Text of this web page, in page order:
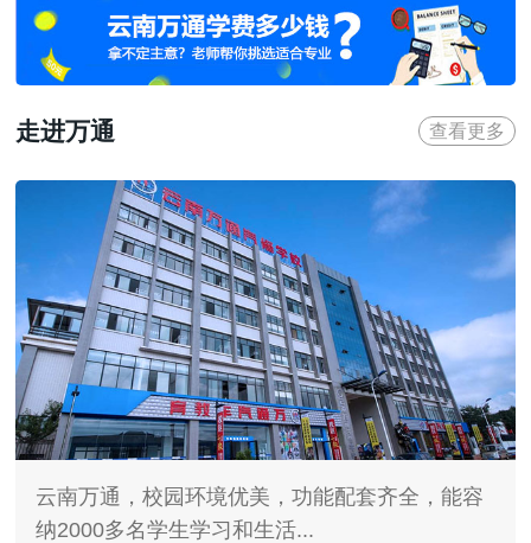
走进万通 查看更多
云南万通，校园环境优美，功能配套齐全，能容
纳2000多名学生学习和生活...